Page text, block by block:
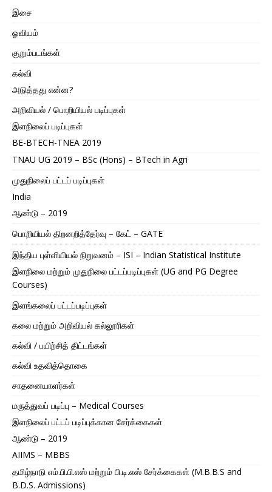
இசை
ஓவியம்
குறும்படங்கள்
கல்வி
அடுத்தது என்ன?
அறிவியல் / பொறியியல் படிப்புகள்
இளநிலைப் படிப்புகள்
BE-BTECH-TNEA 2019
TNAU UG 2019 – BSc (Hons) – BTech in Agri
முதுநிலைப் பட்டப் படிப்புகள்
India
ஆண்டு – 2019
பொறியியல் திறனறித்தேர்வு – கேட் – GATE
இந்திய புள்ளியியல் நிறுவனம் – ISI – Indian Statistical Institute
இளநிலை மற்றும் முதுநிலை பட்டப்படிப்புகள் (UG and PG Degree
Courses)
இளங்கலைப் பட்டப்படிப்புகள்
கலை மற்றும் அறிவியல் கல்லூரிகள்
கல்வி / பயிற்சித் திட்டங்கள்
கல்வி உதவித்தொகை
சாதனையாளர்கள்
மருத்துவப் படிப்பு – Medical Courses
இளநிலைப் பட்டப் படிப்புக்கான சேர்க்கைகள்
ஆண்டு – 2019
AIIMS – MBBS
தமிழ்நாடு எம்.பி.பி.எஸ் மற்றும் பி.டி.எஸ் சேர்க்கைகள் (M.B.B.S and
B.D.S. Admissions)